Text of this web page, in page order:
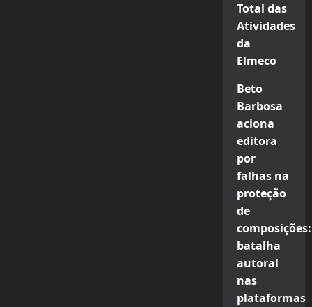
Total das
Atividades
da
Elmeco
Beto
Barbosa
aciona
editora
por
falhas na
proteção
de
composições:
batalha
autoral
nas
plataformas